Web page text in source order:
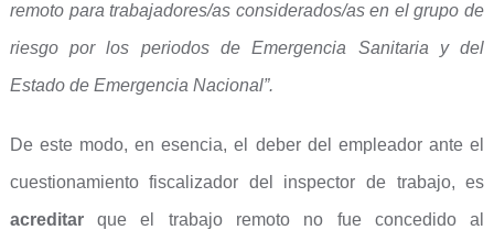
remoto para trabajadores/as considerados/as en el grupo de
riesgo por los periodos de Emergencia Sanitaria y del
Estado de Emergencia Nacional”.
De este modo, en esencia, el deber del empleador ante el
cuestionamiento fiscalizador del inspector de trabajo, es
acreditarque el trabajo remoto no fue concedido al